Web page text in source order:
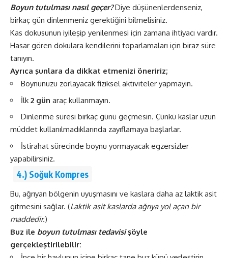
Boyun tutulması nasıl geçer?Diye düşünenlerdenseniz,
birkaç gün dinlenmeniz gerektiğini bilmelisiniz.
Kas dokusunun iyileşip yenilenmesi için zamana ihtiyacı vardır.
Hasar gören dokulara kendilerini toparlamaları için biraz süre
tanıyın.
Ayrıca şunlara da dikkat etmenizi öneririz;
Boynunuzu zorlayacak fiziksel aktiviteler yapmayın.
İlk 2 gün araç kullanmayın.
Dinlenme süresi birkaç günü geçmesin. Çünkü kaslar uzun
müddet kullanılmadıklarında zayıflamaya başlarlar.
İstirahat sürecinde boynu yormayacak egzersizler
yapabilirsiniz.
4.) Soğuk Kompres
Bu, ağrıyan bölgenin uyuşmasını ve kaslara daha az laktik asit
gitmesini sağlar. (Laktik asit kaslarda ağrıya yol açan bir
maddedir.)
Buz ile boyun tutulması tedavisişöyle
gerçekleştirilebilir: